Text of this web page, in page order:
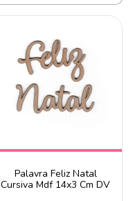
Palavra Feliz Natal
Cursiva Mdf 14x3 Cm DV